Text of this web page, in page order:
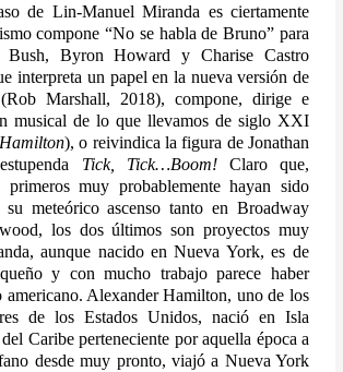
Bush, Byron Howard y Charise Castro
Smith, 2021), que interpreta un papel en la nueva versión de
(Rob Marshall, 2018), compone, dirige e
musical de lo que llevamos de siglo XXI
Hamilton), o reivindica la figura de Jonathan
Tick, Tick…Boom! Claro que,
primeros muy probablemente hayan sido
meteórico ascenso tanto en Broadway
los dos últimos son proyectos muy
aunque nacido en Nueva York, es de
y con mucho trabajo parece haber
americano. Alexander Hamilton, uno de los
de los Estados Unidos, nació en Isla
Caribe perteneciente por aquella época a
desde muy pronto, viajó a Nueva York